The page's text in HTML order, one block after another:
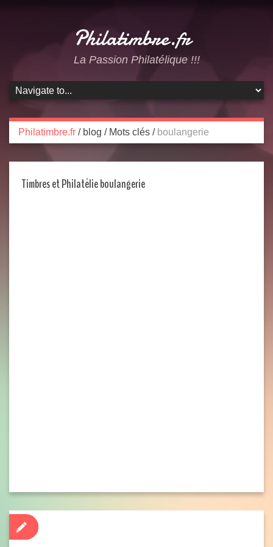
Philatimbre.fr
La Passion Philatélique !!!
Philatimbre.fr /blog / Mots clés / boulangerie
Timbres et Philatélie boulangerie